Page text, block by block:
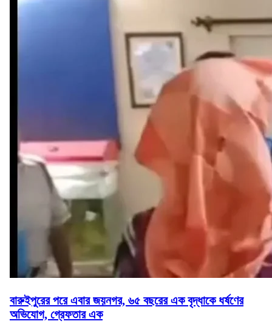
বারুইপুরের পরে এবার জয়নগর, ৬৫ বছরের এক বৃদ্ধাকে ধর্ষণের
অভিযোগ, গ্রেফতার এক